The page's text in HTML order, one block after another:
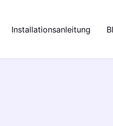
Installationsanleitung